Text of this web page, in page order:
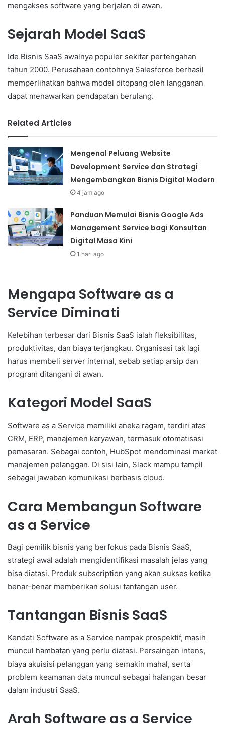
mengakses software yang berjalan di awan.
Sejarah Model SaaS
Ide Bisnis SaaS awalnya populer sekitar pertengahan
tahun 2000. Perusahaan contohnya Salesforce berhasil
memperlihatkan bahwa model ditopang oleh langganan
dapat menawarkan pendapatan berulang.
Related Articles
Mengenal Peluang Website
Development Service dan Strategi
Mengembangkan Bisnis Digital Modern
4 jam ago
Panduan Memulai Bisnis Google Ads
Management Service bagi Konsultan
Digital Masa Kini
1 hari ago
Mengapa Software as a
Service Diminati
Kelebihan terbesar dari Bisnis SaaS ialah fleksibilitas,
produktivitas, dan biaya terjangkau. Organisasi tak lagi
harus membeli server internal, sebab setiap arsip dan
program ditangani di awan.
Kategori Model SaaS
Software as a Service memiliki aneka ragam, terdiri atas
CRM, ERP, manajemen karyawan, termasuk otomatisasi
pemasaran. Sebagai contoh, HubSpot mendominasi market
manajemen pelanggan. Di sisi lain, Slack mampu tampil
sebagai jawaban komunikasi berbasis cloud.
Cara Membangun Software
as a Service
Bagi pemilik bisnis yang berfokus pada Bisnis SaaS,
strategi awal adalah mengidentifikasi masalah jelas yang
bisa diatasi. Produk subscription yang akan sukses ketika
benar-benar memberikan solusi tantangan user.
Tantangan Bisnis SaaS
Kendati Software as a Service nampak prospektif, masih
muncul hambatan yang perlu diatasi. Persaingan intens,
biaya akuisisi pelanggan yang semakin mahal, serta
problem keamanan data muncul sebagai halangan besar
dalam industri SaaS.
Arah Software as a Service